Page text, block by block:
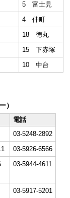
5 富士見
4 仲町
18 徳丸
15 下赤塚
10 中台
）
電話
03-5248-2892
03-5926-6566
03-5944-4611
03-5917-5201